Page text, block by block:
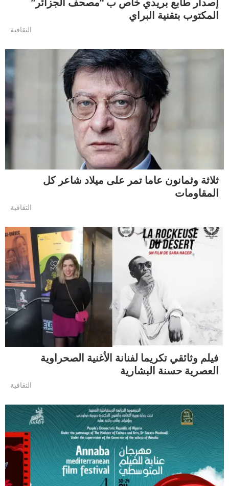
المكتوب بتقنية البراي
التقافية
ثلاثة وثمانون عاما تمر على ميلاد شاعر كل
المقاومات
التقافية
فيلم وثائقي تكريما لفنانة الأغنية الصحراوية
العصرية حسنة البشارية
التقافية